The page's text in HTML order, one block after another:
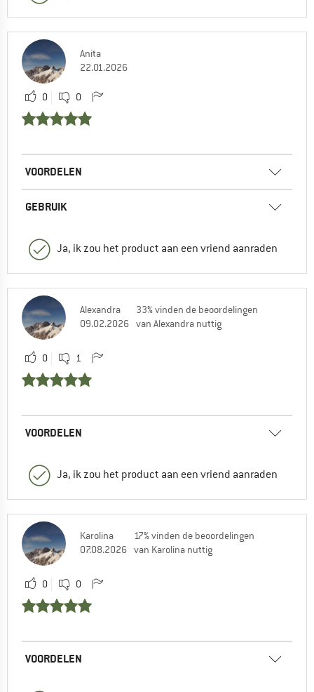
Anita
22.01.2026
0 0
VOORDELEN
GEBRUIK
Ja, ik zou het product aan een vriend aanraden
Alexandra
09.02.2026
33% vinden de beoordelingen
van Alexandra nuttig
0 1
VOORDELEN
Ja, ik zou het product aan een vriend aanraden
Karolina
07.08.2026
17% vinden de beoordelingen
van Karolina nuttig
0 0
VOORDELEN